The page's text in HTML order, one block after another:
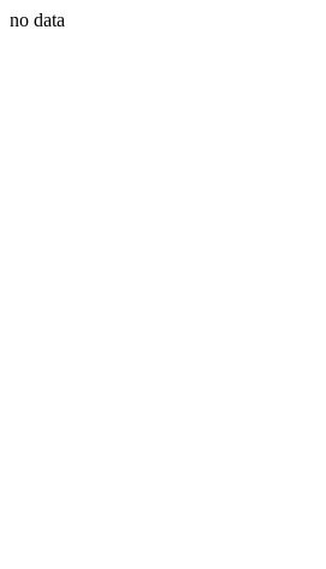
no data